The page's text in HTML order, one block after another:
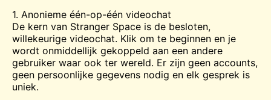
1. Anonieme één-op-één videochat
De kern van Stranger Space is de besloten,
willekeurige videochat. Klik om te beginnen en je
wordt onmiddellijk gekoppeld aan een andere
gebruiker waar ook ter wereld. Er zijn geen accounts,
geen persoonlijke gegevens nodig en elk gesprek is
uniek.